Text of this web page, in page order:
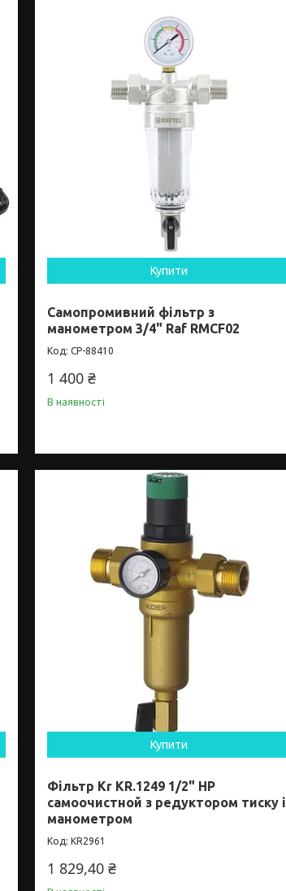
Купити
Самопромивний фільтр з
манометром 3/4" Raf RMCF02
CP-88410
1 400 ₴
В наявності
Купити
Фільтр Kr KR.1249 1/2" НР
самоочистной з редуктором тиску і
манометром
KR2961
1 829,40 ₴